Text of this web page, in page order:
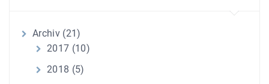
Archiv(21)
2017 (10)
2018 (5)